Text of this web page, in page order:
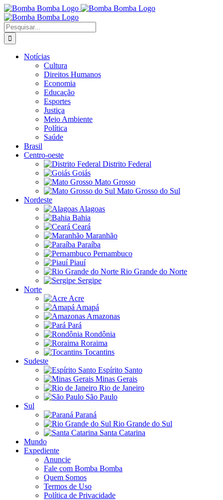
Ir
para
o
conteúdo
Buscar
resultados
para:
Notícias
Cultura
Direitos Humanos
Economia
Educação
Esportes
Justiça
Meio Ambiente
Política
Saúde
Brasil
Centro-oeste
Distrito Federal
Goiás
Mato Grosso
Mato Grosso do Sul
Nordeste
Alagoas
Bahia
Ceará
Maranhão
Paraíba
Pernambuco
Piauí
Rio Grande do Norte
Sergipe
Norte
Acre
Amapá
Amazonas
Pará
Rondônia
Roraima
Tocantins
Sudeste
Espírito Santo
Minas Gerais
Rio de Janeiro
São Paulo
Sul
Paraná
Rio Grande do Sul
Santa Catarina
Mundo
Expediente
Anuncie
Fale com Bomba Bomba
Quem Somos
Termos de Uso
Política de Privacidade